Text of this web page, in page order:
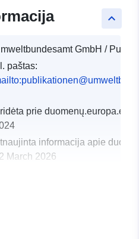
keyboard_arrow_up
GmbH /
paštas:
prie duomenų.europa.eu:
informacija apie
March 2026